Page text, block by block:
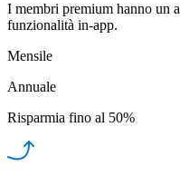
I membri premium hanno un
funzionalità in-app.
Mensile
Annuale
Risparmia fino al 50%